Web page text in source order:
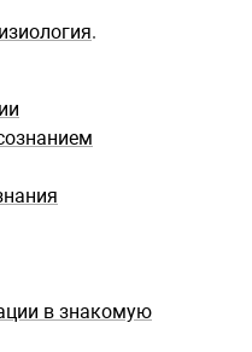
.
в знакомую